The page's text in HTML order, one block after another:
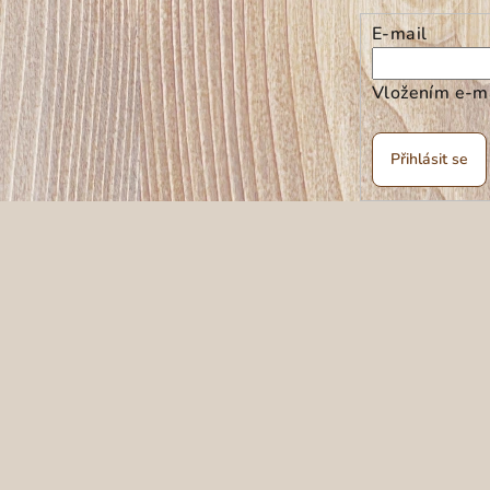
E-mail
Vložením e-
Přihlásit se